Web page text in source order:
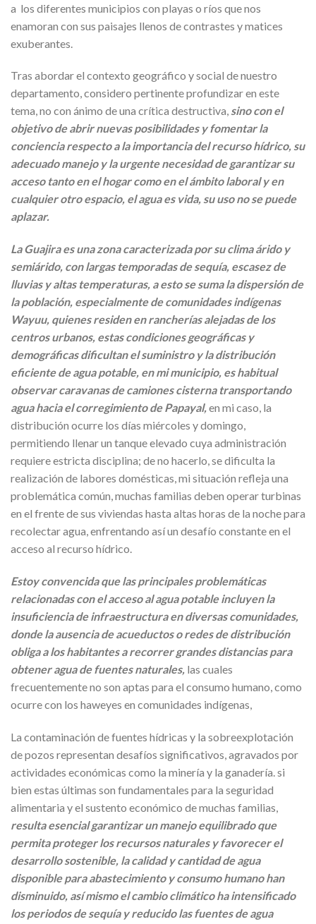
a los diferentes municipios con playas o ríos que nos
enamoran con sus paisajes llenos de contrastes y matices
exuberantes.
Tras abordar el contexto geográfico y social de nuestro
departamento, considero pertinente profundizar en este
tema, no con ánimo de una crítica destructiva, sino con el
objetivo de abrir nuevas posibilidades y fomentar la
conciencia respecto a la importancia del recurso hídrico, su
adecuado manejo y la urgente necesidad de garantizar su
acceso tanto en el hogar como en el ámbito laboral y en
cualquier otro espacio, el agua es vida, su uso no se puede
aplazar.
La Guajira es una zona caracterizada por su clima árido y
semiárido, con largas temporadas de sequía, escasez de
lluvias y altas temperaturas, a esto se suma la dispersión de
la población, especialmente de comunidades indígenas
Wayuu, quienes residen en rancherías alejadas de los
centros urbanos, estas condiciones geográficas y
demográficas dificultan el suministro y la distribución
eficiente de agua potable, en mi municipio, es habitual
observar caravanas de camiones cisterna transportando
agua hacia el corregimiento de Papayal,en mi caso, la
distribución ocurre los días miércoles y domingo,
permitiendo llenar un tanque elevado cuya administración
requiere estricta disciplina; de no hacerlo, se dificulta la
realización de labores domésticas, mi situación refleja una
problemática común, muchas familias deben operar turbinas
en el frente de sus viviendas hasta altas horas de la noche para
recolectar agua, enfrentando así un desafío constante en el
acceso al recurso hídrico.
Estoy convencida que las principales problemáticas
relacionadas con el acceso al agua potable incluyen la
insuficiencia de infraestructura en diversas comunidades,
donde la ausencia de acueductos o redes de distribución
obliga a los habitantes a recorrer grandes distancias para
obtener agua de fuentes naturales, las cuales
frecuentemente no son aptas para el consumo humano, como
ocurre con los haweyes en comunidades indígenas,
La contaminación de fuentes hídricas y la sobreexplotación
de pozos representan desafíos significativos, agravados por
actividades económicas como la minería y la ganadería. si
bien estas últimas son fundamentales para la seguridad
alimentaria y el sustento económico de muchas familias,
resulta esencial garantizar un manejo equilibrado que
permita proteger los recursos naturales y favorecer el
desarrollo sostenible, la calidad y cantidad de agua
disponible para abastecimiento y consumo humano han
disminuido, así mismo el cambio climático ha intensificado
los periodos de sequía y reducido las fuentes de agua